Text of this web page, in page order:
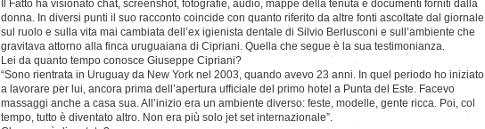
Il Fatto ha visionato chat, screenshot, fotografie, audio, mappe della tenuta e documenti forniti dalla
donna. In diversi punti il suo racconto coincide con quanto riferito da altre fonti ascoltate dal giornale
sul ruolo e sulla vita mai cambiata dell’ex igienista dentale di Silvio Berlusconi e sull’ambiente che
gravitava attorno alla finca uruguaiana di Cipriani. Quella che segue è la sua testimonianza.
Lei da quanto tempo conosce Giuseppe Cipriani?
“Sono rientrata in Uruguay da New York nel 2003, quando avevo 23 anni. In quel periodo ho iniziato
a lavorare per lui, ancora prima dell’apertura ufficiale del primo hotel a Punta del Este. Facevo
massaggi anche a casa sua. All’inizio era un ambiente diverso: feste, modelle, gente ricca. Poi, col
tempo, tutto è diventato altro. Non era più solo jet set internazionale”.